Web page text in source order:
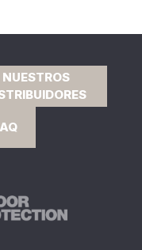
NUESTROS